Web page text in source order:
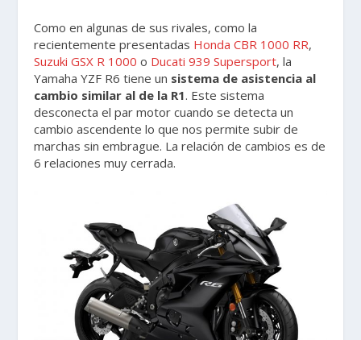
Como en algunas de sus rivales, como la
recientemente presentadas Honda CBR 1000 RR,
Suzuki GSX R 1000 o Ducati 939 Supersport, la
Yamaha YZF R6 tiene un sistema de asistencia al
cambio similar al de la R1. Este sistema
desconecta el par motor cuando se detecta un
cambio ascendente lo que nos permite subir de
marchas sin embrague. La relación de cambios es de
6 relaciones muy cerrada.